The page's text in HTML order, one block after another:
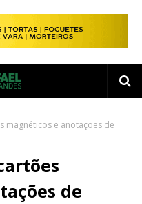
magnéticos e anotações de
de